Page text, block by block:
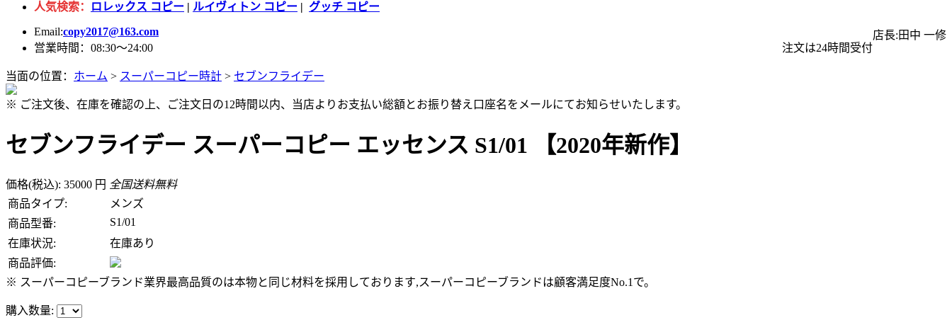
人気検索： ロレックス コピー | ルイヴィトン コピー | グッチ コピー
Email:copy2017@163.com
店長:田中 一修
営業時間：08:30～24:00
注文は24時間受付
当面の位置： ホーム > スーパーコピー時計 > セブンフライデー
※ ご注文後、在庫を確認の上、ご注文日の12時間以内、当店よりお支払い総額とお振り替え口座名をメールにてお知らせいたします。
セブンフライデー スーパーコピー エッセンス S1/01 【2020年新作】
価格(税込): 35000 円 全国送料無料
商品タイプ:
メンズ
商品型番:
S1/01
在庫状況:
在庫あり
商品評価:
※ スーパーコピーブランド業界最高品質のは本物と同じ材料を採用しております,スーパーコピーブランドは顧客満足度No.1で。
購入数量: